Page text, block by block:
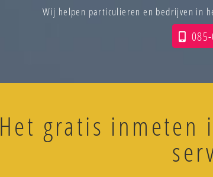
Wij helpen particulieren en bedrijven in
Het gratis inmeten